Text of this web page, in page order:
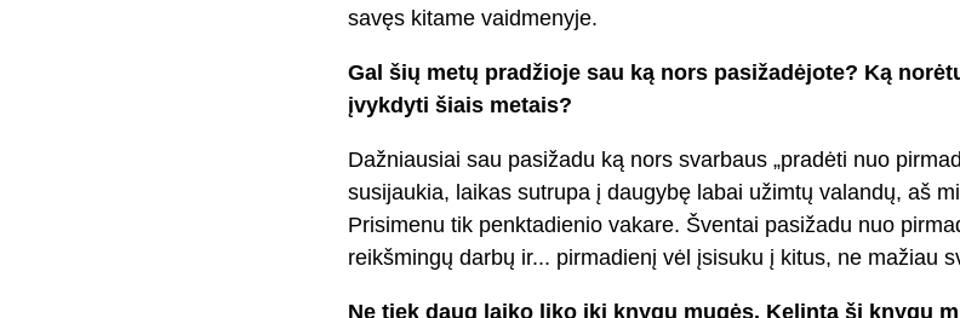
savęs kitame vaidmenyje.
Gal šių metų pradžioje sau ką nors pasižadėjote? Ką
įvykdyti šiais metais?
Dažniausiai sau pasižadu ką nors svarbaus „pradėti nuo
susijaukia, laikas sutrupa į daugybę labai užimtų valandų, aš
Prisimenu tik penktadienio vakare. Šventai pasižadu nuo
reikšmingų darbų ir... pirmadienį vėl įsisuku į kitus, ne mažiau
Ne tiek daug laiko liko iki knygų mugės. Kelinta ši knygų